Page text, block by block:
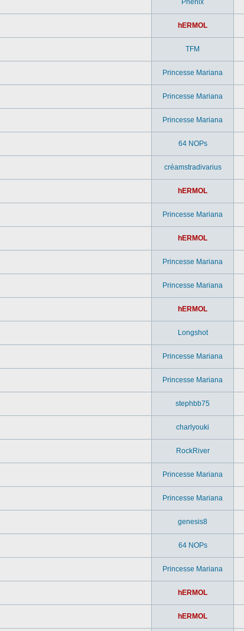
Phenix
hERMOL
TFM
Princesse Mariana
Princesse Mariana
Princesse Mariana
64 NOPs
créamstradivarius
hERMOL
Princesse Mariana
hERMOL
Princesse Mariana
Princesse Mariana
hERMOL
Longshot
Princesse Mariana
Princesse Mariana
stephbb75
charlyouki
RockRiver
Princesse Mariana
Princesse Mariana
genesis8
64 NOPs
Princesse Mariana
hERMOL
hERMOL